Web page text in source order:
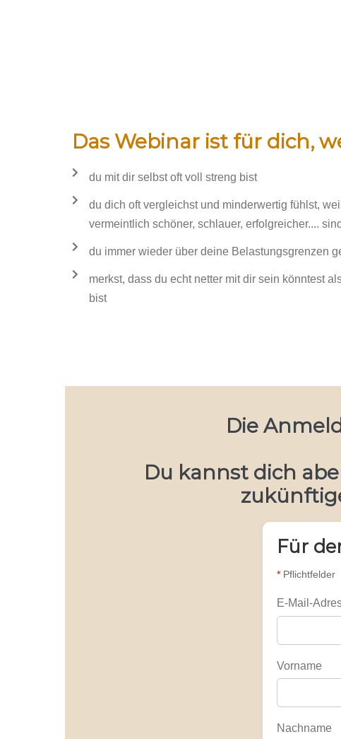
Das Webinar ist für dich,
du mit dir selbst oft voll streng bist
du dich oft vergleichst und minderwertig fühlst,
vermeintlich schöner, schlauer, erfolgreicher....
du immer wieder über deine Belastungsgrenzen
merkst, dass du echt netter mit dir sein könntest
bist
Die
Du kannst dich
Für
* Pflichtfelder
E-Mail-
Vorname
Nachname